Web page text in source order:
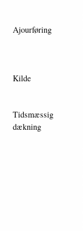
Ajourføring
Kilde
Tidsmæssig
dækning